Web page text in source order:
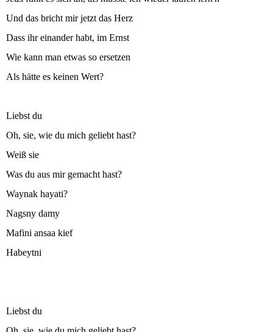
Und das bricht mir jetzt das Herz
Dass ihr einander habt, im Ernst
Wie kann man etwas so ersetzen
Als hätte es keinen Wert?
Liebst du
Oh, sie, wie du mich geliebt hast?
Weiß sie
Was du aus mir gemacht hast?
Waynak hayati?
Nagsny damy
Mafini ansaa kief
Habeytni
Liebst du